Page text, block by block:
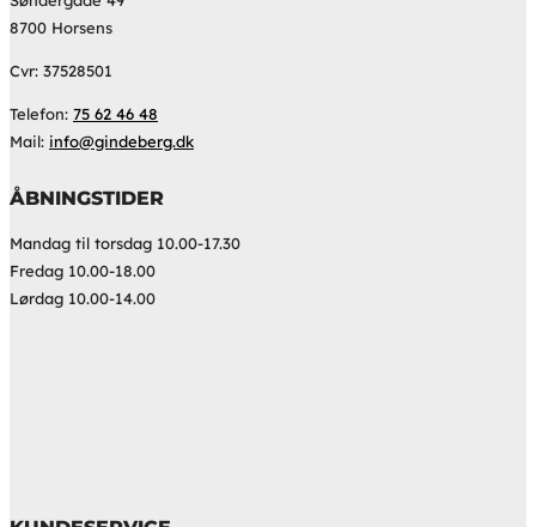
8700 Horsens
Cvr: 37528501
Telefon: 75 62 46 48
Mail: info@gindeberg.dk
ÅBNINGSTIDER
Mandag til torsdag 10.00-17.30
Fredag 10.00-18.00
Lørdag 10.00-14.00